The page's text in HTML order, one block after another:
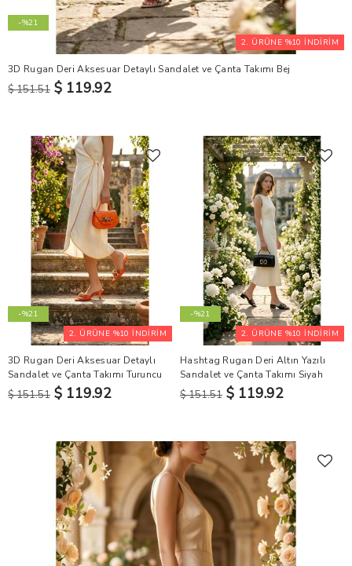
2. ÜRÜNE %10 İNDİRİM
-%21
3D Rugan Deri Aksesuar Detaylı Sandalet ve Çanta Takımı Bej
$ 151.51 $ 119.92
2. ÜRÜNE %10 İNDİRİM
-%21
3D Rugan Deri Aksesuar Detaylı
Sandalet ve Çanta Takımı Turuncu
$ 151.51 $ 119.92
2. ÜRÜNE %10 İNDİRİM
-%21
Hashtag Rugan Deri Altın Yazılı
Sandalet ve Çanta Takımı Siyah
$ 151.51 $ 119.92